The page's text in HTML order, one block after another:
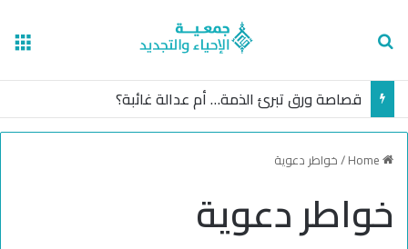
قصاصة ورق تبرئ الذمة… أم عدالة غائبة؟
/خواطر دعوية
خواطر دعوية